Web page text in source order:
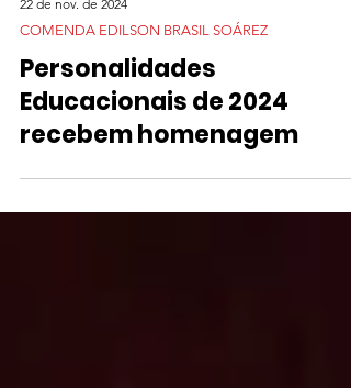
COMENDA EDILSON BRASIL SOÁREZ
Personalidades
Educacionais de 2024
recebem homenagem